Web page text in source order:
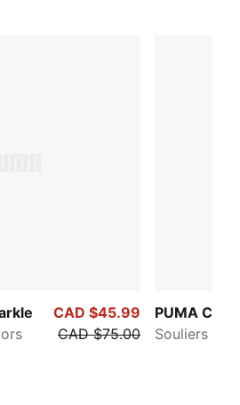
CAD $45.99
CAD $75.00
PUMA
Souliers